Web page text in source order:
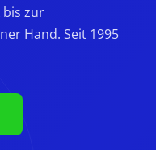
zur
Hand. Seit 1995